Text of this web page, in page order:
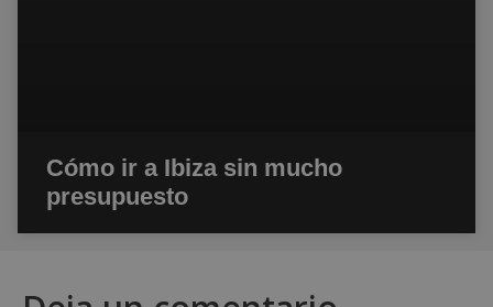
Cómo ir a Ibiza sin mucho
presupuesto